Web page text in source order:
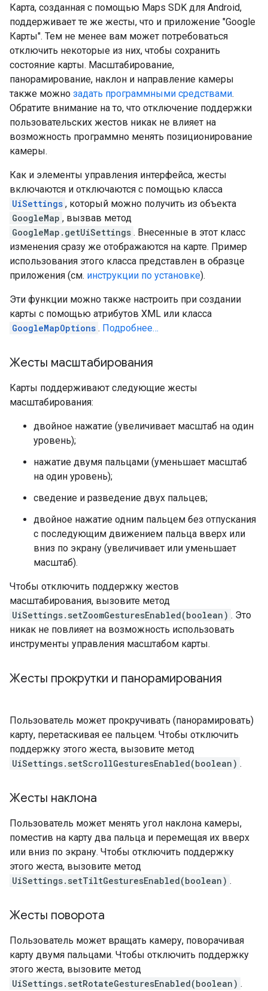
Карта, созданная с помощью Maps SDK для Android,
поддерживает те же жесты, что и приложение "Google
Карты". Тем не менее вам может потребоваться
отключить некоторые из них, чтобы сохранить
состояние карты. Масштабирование,
панорамирование, наклон и направление камеры
также можно задать программными средствами.
Обратите внимание на то, что отключение поддержки
пользовательских жестов никак не влияет на
возможность программно менять позиционирование
камеры.
Как и элементы управления интерфейса, жесты
включаются и отключаются с помощью класса
UiSettings , который можно получить из объекта
GoogleMap , вызвав метод
GoogleMap.getUiSettings . Внесенные в этот класс
изменения сразу же отображаются на карте. Пример
использования этого класса представлен в образце
приложения (см. инструкции по установке).
Эти функции можно также настроить при создании
карты с помощью атрибутов XML или класса
GoogleMapOptions . Подробнее…
Жесты масштабирования
Карты поддерживают следующие жесты
масштабирования:
двойное нажатие (увеличивает масштаб на один
уровень);
нажатие двумя пальцами (уменьшает масштаб
на один уровень);
сведение и разведение двух пальцев;
двойное нажатие одним пальцем без отпускания
с последующим движением пальца вверх или
вниз по экрану (увеличивает или уменьшает
масштаб).
Чтобы отключить поддержку жестов
масштабирования, вызовите метод
UiSettings.setZoomGesturesEnabled(boolean) . Это
никак не повлияет на возможность использовать
инструменты управления масштабом карты.
Жесты прокрутки и панорамирования
Пользователь может прокручивать (панорамировать)
карту, перетаскивая ее пальцем. Чтобы отключить
поддержку этого жеста, вызовите метод
UiSettings.setScrollGesturesEnabled(boolean) .
Жесты наклона
Пользователь может менять угол наклона камеры,
поместив на карту два пальца и перемещая их вверх
или вниз по экрану. Чтобы отключить поддержку
этого жеста, вызовите метод
UiSettings.setTiltGesturesEnabled(boolean) .
Жесты поворота
Пользователь может вращать камеру, поворачивая
карту двумя пальцами. Чтобы отключить поддержку
этого жеста, вызовите метод
UiSettings.setRotateGesturesEnabled(boolean) .